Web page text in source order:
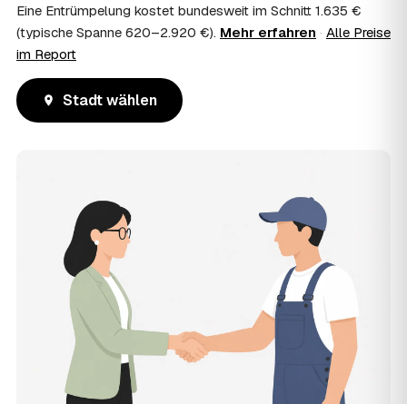
Eine Entrümpelung kostet bundesweit im Schnitt 1.635 €
(typische Spanne 620–2.920 €). Mehr erfahren · Alle Preise
im Report
Stadt wählen